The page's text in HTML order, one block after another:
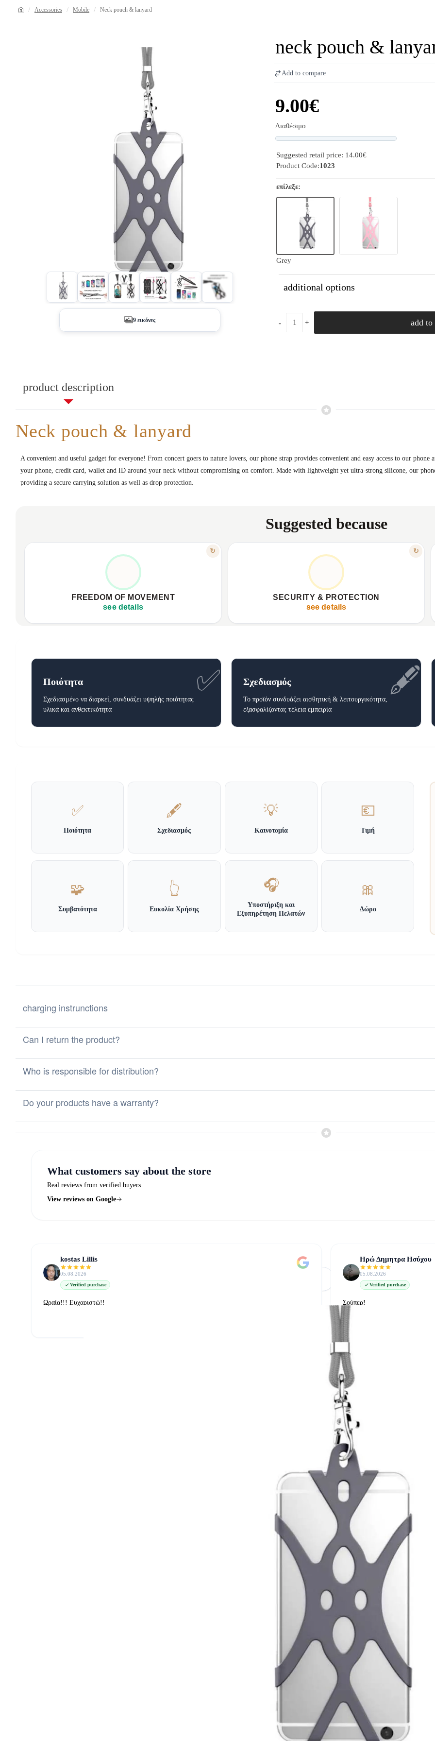
Accessories Mobile Neck pouch & lanyard
9 εικόνες
neck pouch &
9.00€
Διαθέσιμο
Add to compare
Suggested retail price: 14.00€
Product Code:1023
επίλεξε:
Grey
additional options
add to
product description
Neck pouch & lanyard
A convenient and useful gadget for everyone! From concert goers to nature lovers, our phone strap provides convenient and easy access to our phone
your phone, credit card, wallet and ID around your neck without compromising on comfort. Made with lightweight yet ultra-strong silicone, our
providing a secure carrying solution as well as drop protection.
Suggested because
↻
FREEDOM OF MOVEMENT
see details
ALWAYS CLOSE, HANDS-FREE
Comfortable, easy phone access.
Keeps your hands completely free.
No more searching in pockets.
↻
SECURITY & PROTECTION
see details
WORRY-FREE CARRY, NO FEAR
Secure phone transportation.
Enhanced protection against drops.
Your valuable phone stays safe.
✅
Ποιότητα
Σχεδιασμένο να διαρκεί, συνδυάζει υψηλής ποιότητας
υλικά και ανθεκτικότητα
🖋️
Σχεδιασμός
Το προϊόν συνδυάζει αισθητική & λειτουργικότητα,
εξασφαλίζοντας τέλεια εμπειρία
✅
Ποιότητα
🖋️
Σχεδιασμός
💡
Καινοτομία
💶
Τιμή
🧩
Συμβατότητα
👆
Ευκολία Χρήσης
🎧
Υποστήριξη και
Εξυπηρέτηση Πελατών
🎀
Δώρο
charging instrunctions
Can I return the product?
Who is responsible for distribution?
Do your products have a warranty?
What customers say about the store
Real reviews from verified buyers
View reviews on Google
kostas Lillis
05.08.2026
Verified purchase
Ωραία!!! Ευχαριστώ!!
Ηρώ Δημητρα Ησύχου
05.08.2026
Verified purchase
Σούπερ!
Δείτε όλες στο Google